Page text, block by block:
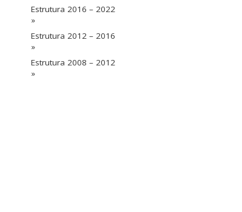
Estrutura 2016 – 2022
»
Estrutura 2012 – 2016
»
Estrutura 2008 – 2012
»